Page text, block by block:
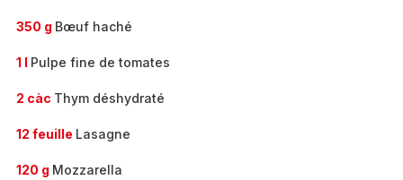
350 g Bœuf haché
1 l Pulpe fine de tomates
2 càc Thym déshydraté
12 feuille Lasagne
120 g Mozzarella